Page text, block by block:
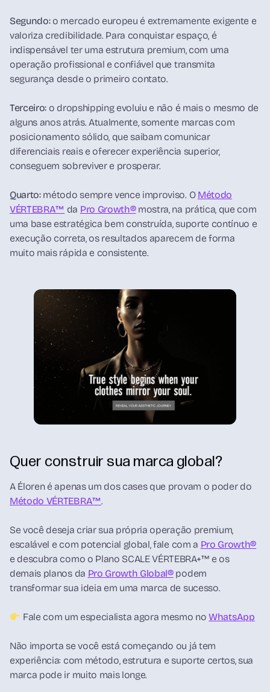
Segundo:o mercado europeu é extremamente exigente e
valoriza credibilidade. Para conquistar espaço, é
indispensável ter uma estrutura premium, com uma
operação profissional e confiável que transmita
segurança desde o primeiro contato.
Terceiro: o dropshipping evoluiu e não é mais o mesmo de
alguns anos atrás. Atualmente, somente marcas com
posicionamento sólido, que saibam comunicar
diferenciais reais e oferecer experiência superior,
conseguem sobreviver e prosperar.
Quarto: método sempre vence improviso. O Método
VÉRTEBRA™ da Pro Growth®mostra, na prática, que com
uma base estratégica bem construída, suporte contínuo e
execução correta, os resultados aparecem de forma
muito mais rápida e consistente.
Quer construir sua marca global?
A Éloren é apenas um dos cases que provam o poder do
Método VÉRTEBRA™.
Se você deseja criar sua própria operação premium,
escalável e com potencial global, fale com a Pro Growth®
e descubra como o Plano SCALE VÉRTEBRA+™ e os
demais planos da Pro Growth Global®podem
transformar sua ideia em uma marca de sucesso.
Fale com um especialista agora mesmo noWhatsApp
Não importa se você está começando ou já tem
experiência: com método, estrutura e suporte certos, sua
marca pode ir muito mais longe.